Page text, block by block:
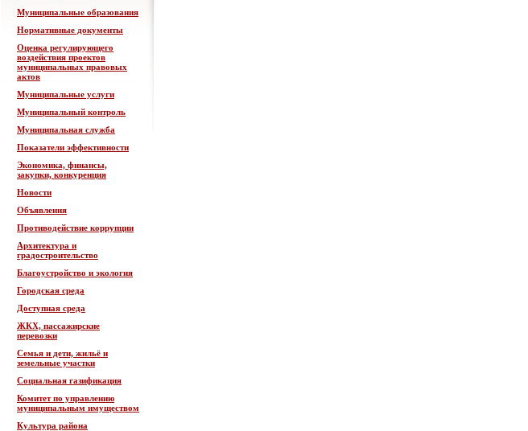
Муниципальные образования
Нормативные документы
Оценка регулирующего
воздействия проектов
муниципальных правовых
актов
Муниципальные услуги
Муниципальный контроль
Муниципальная служба
Показатели эффективности
Экономика, финансы,
закупки, конкуренция
Новости
Объявления
Противодействие коррупции
Архитектура и
градостроительство
Благоустройство и экология
Городская среда
Доступная среда
ЖКХ, пассажирские
перевозки
Семья и дети, жильё и
земельные участки
Социальная газификация
Комитет по управлению
муниципальным имуществом
Культура района